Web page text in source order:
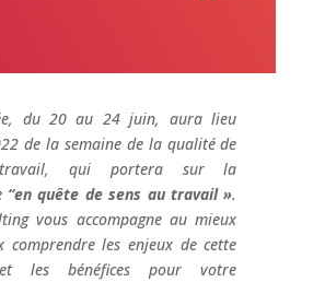
du 20 au 24 juin, aura lieu
de la semaine de la qualité de
qui portera sur la
“en quête de sens au travail ».
vous accompagne au mieux
comprendre les enjeux de cette
les bénéfices pour votre